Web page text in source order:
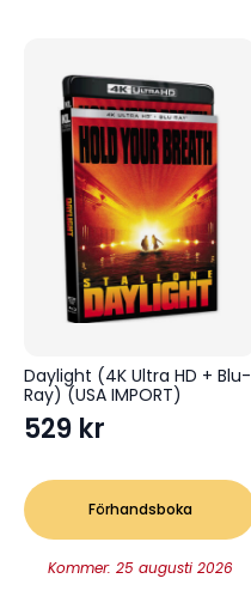
Daylight (4K Ultra HD + Blu-
Ray) (USA IMPORT)
529 kr
Förhandsboka
Kommer: 25 augusti 2026